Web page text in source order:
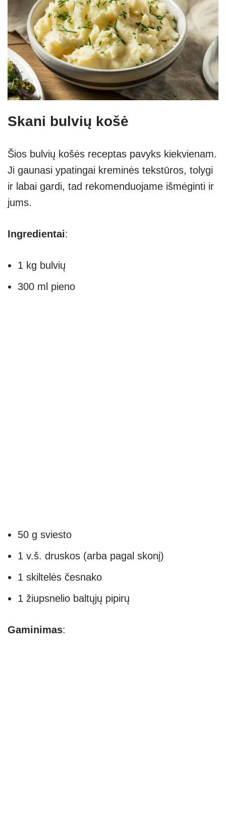
Skani bulvių košė
Šios bulvių košės receptas pavyks kiekvienam.
Ji gaunasi ypatingai kreminės tekstūros, tolygi
ir labai gardi, tad rekomenduojame išmėginti ir
jums.
Ingredientai:
1 kg bulvių
300 ml pieno
50 g sviesto
1 v.š. druskos (arba pagal skonį)
1 skiltelės česnako
1 žiupsnelio baltųjų pipirų
Gaminimas: